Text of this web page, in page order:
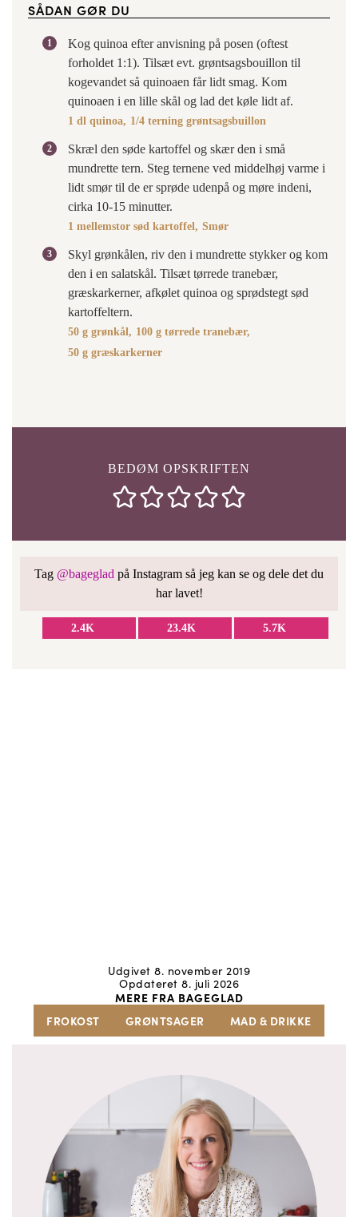
SÅDAN GØR DU
Kog quinoa efter anvisning på posen (oftest
forholdet 1:1). Tilsæt evt. grøntsagsbouillon til
kogevandet så quinoaen får lidt smag. Kom
quinoaen i en lille skål og lad det køle lidt af.
1 dl quinoa, 1/4 terning grøntsagsbuillon
Skræl den søde kartoffel og skær den i små
mundrette tern. Steg ternene ved middelhøj varme i
lidt smør til de er sprøde udenpå og møre indeni,
cirka 10-15 minutter.
1 mellemstor sød kartoffel, Smør
Skyl grønkålen, riv den i mundrette stykker og kom
den i en salatskål. Tilsæt tørrede tranebær,
græskarkerner, afkølet quinoa og sprødstegt sød
kartoffeltern.
50 g grønkål, 100 g tørrede tranebær,
50 g græskarkerner
BEDØM OPSKRIFTEN
Tag @bageglad på Instagram så jeg kan se og dele det du
har lavet!
2.4K 23.4K 5.7K
Udgivet 8. november 2019
Opdateret 8. juli 2026
MERE FRA BAGEGLAD
FROKOST
GRØNTSAGER MAD & DRIKKE